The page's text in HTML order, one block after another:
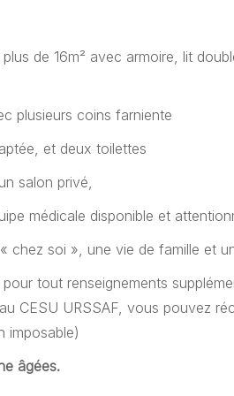
de 16m² avec armoire, lit
plusieurs coins farniente
et deux toilettes
salon privé,
médicale disponible et
chez soi », une vie de famille et
tout renseignements
CESU URSSAF, vous pouvez
imposable)
âgées.